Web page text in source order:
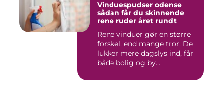
Vinduespudser odense
sådan får du skinnende
rene ruder året rundt
Rene vinduer gør en større
forskel, end mange tror. De
lukker mere dagslys ind, får
både bolig og by...